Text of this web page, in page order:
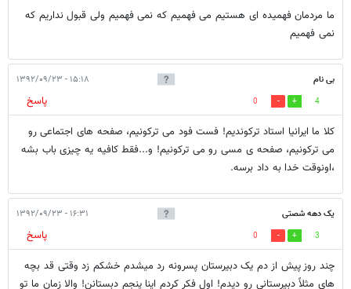
ما مردمان فهمیده ای هستیم می فهمیم که نمی فهمیم ولی قبول نداریم که
نمی فهمیم
بی نام ۱۵:۱۸ - ۱۳۹۲/۰۹/۲۳
4
0
پاسخ
کلا ما ایرانیا استاد ترکوندیم! فست فود می ترکونیم، صفحه های اجتماعی رو
می ترکونیم، صفحه ی مسی رو می ترکونیم! و...فقط کافیه یه چیزی باب بشه
،اونوقت خدا به داد برسه.
یک دهه شصتی ۱۶:۳۱ - ۱۳۹۲/۰۹/۲۳
3
0
پاسخ
چند روز پیش از دم یک دبیرستان پسرونه رد میشدم خشکم زد وقتی قد بچه
های مثلاً دبیرستانی رو دیدم! اول فکر کردم اینا پنجم دبستانن! والا زمان ما تو